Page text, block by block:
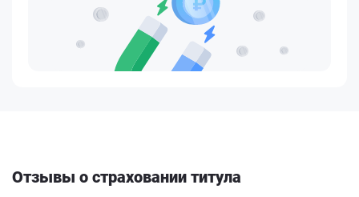
Отзывы о страховании титула